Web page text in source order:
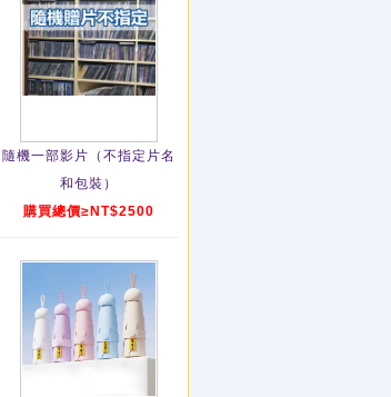
隨機一部影片（不指定片名
和包裝）
購買總價≥NT$2500